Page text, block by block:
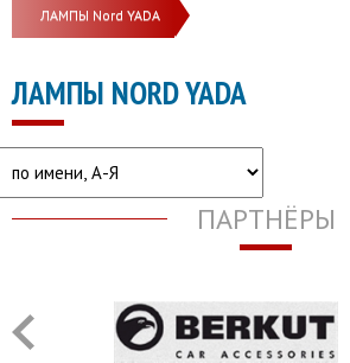
ЛАМПЫ Nord YADA
ЛАМПЫ NORD YADA
ПАРТНЁРЫ